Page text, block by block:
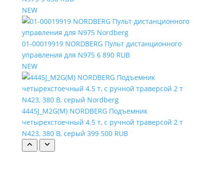
NEW
01-00019919 NORDBERG Пульт дистанционного
управления для N975 6 890 RUB
NEW
4445J_M2G(M) NORDBERG Подъемник
четырехстоечный 4.5 т, с ручной траверсой 2 т
N423, 380 В, серый 399 500 RUB